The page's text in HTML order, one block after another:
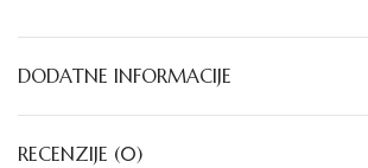
DODATNE INFORMACIJE
RECENZIJE (0)